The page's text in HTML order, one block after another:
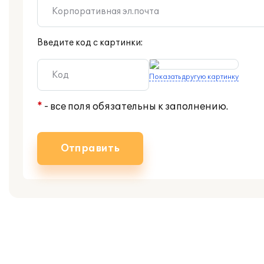
Введите код с картинки:
Показать другую картинку
* - все поля обязательны к заполнению.
Отправить